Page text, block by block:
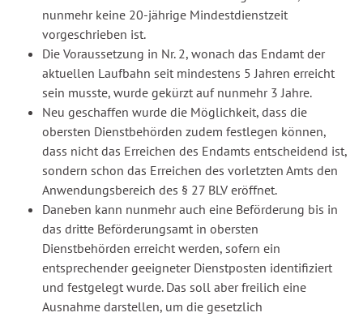
nunmehr keine 20-jährige Mindestdienstzeit
vorgeschrieben ist.
Die Voraussetzung in Nr. 2, wonach das Endamt der
aktuellen Laufbahn seit mindestens 5 Jahren erreicht
sein musste, wurde gekürzt auf nunmehr 3 Jahre.
Neu geschaffen wurde die Möglichkeit, dass die
obersten Dienstbehörden zudem festlegen können,
dass nicht das Erreichen des Endamts entscheidend ist,
sondern schon das Erreichen des vorletzten Amts den
Anwendungsbereich des § 27 BLV eröffnet.
Daneben kann nunmehr auch eine Beförderung bis in
das dritte Beförderungsamt in obersten
Dienstbehörden erreicht werden, sofern ein
entsprechender geeigneter Dienstposten identifiziert
und festgelegt wurde. Das soll aber freilich eine
Ausnahme darstellen, um die gesetzlich